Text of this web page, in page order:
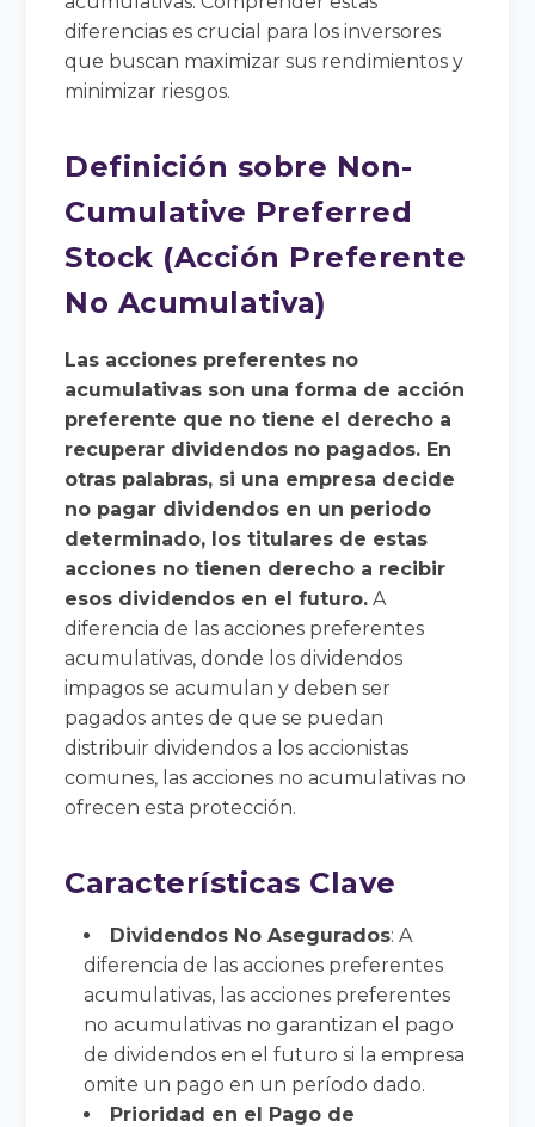
diferencias es crucial para los inversores
que buscan maximizar sus rendimientos y
minimizar riesgos.
Definición sobre Non-
Cumulative Preferred
Stock (Acción Preferente
No Acumulativa)
Las acciones preferentes no
acumulativas son una forma de acción
preferente que no tiene el derecho a
recuperar dividendos no pagados. En
otras palabras, si una empresa decide
no pagar dividendos en un periodo
determinado, los titulares de estas
acciones no tienen derecho a recibir
esos dividendos en el futuro. A
diferencia de las acciones preferentes
acumulativas, donde los dividendos
impagos se acumulan y deben ser
pagados antes de que se puedan
distribuir dividendos a los accionistas
comunes, las acciones no acumulativas no
ofrecen esta protección.
Características Clave
Dividendos No Asegurados: A
diferencia de las acciones preferentes
acumulativas, las acciones preferentes
no acumulativas no garantizan el pago
de dividendos en el futuro si la empresa
omite un pago en un período dado.
Prioridad en el Pago de